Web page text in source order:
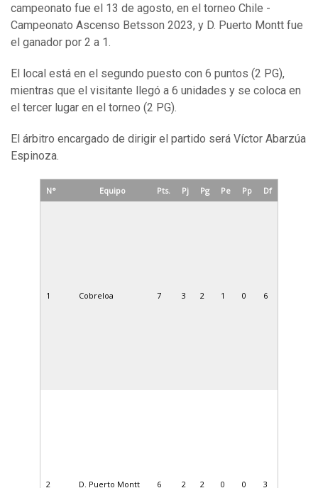
campeonato fue el 13 de agosto, en el torneo Chile -
Campeonato Ascenso Betsson 2023, y D. Puerto Montt fue
el ganador por 2 a 1.
El local está en el segundo puesto con 6 puntos (2 PG),
mientras que el visitante llegó a 6 unidades y se coloca en
el tercer lugar en el torneo (2 PG).
El árbitro encargado de dirigir el partido será Víctor Abarzúa
Espinoza.
N° Equipo Pts. Pj Pg Pe Pp Df
1 Cobreloa 7 3 2 1 0 6
2 D. Puerto Montt 6 2 2 0 0 3